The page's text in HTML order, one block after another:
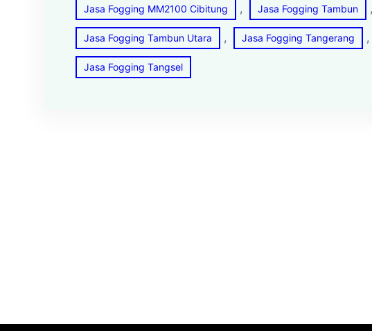
Jasa Fogging MM2100 Cibitung , Jasa Fogging Tambun ,
Jasa Fogging Tambun Utara , Jasa Fogging Tangerang ,
Jasa Fogging Tangsel